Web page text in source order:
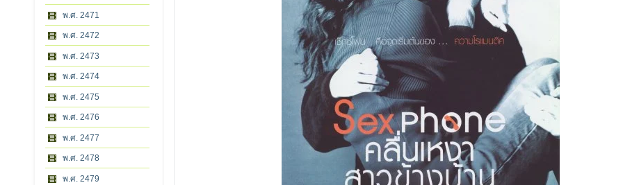
พ.ศ. 2471
พ.ศ. 2472
พ.ศ. 2473
พ.ศ. 2474
พ.ศ. 2475
พ.ศ. 2476
พ.ศ. 2477
พ.ศ. 2478
พ.ศ. 2479